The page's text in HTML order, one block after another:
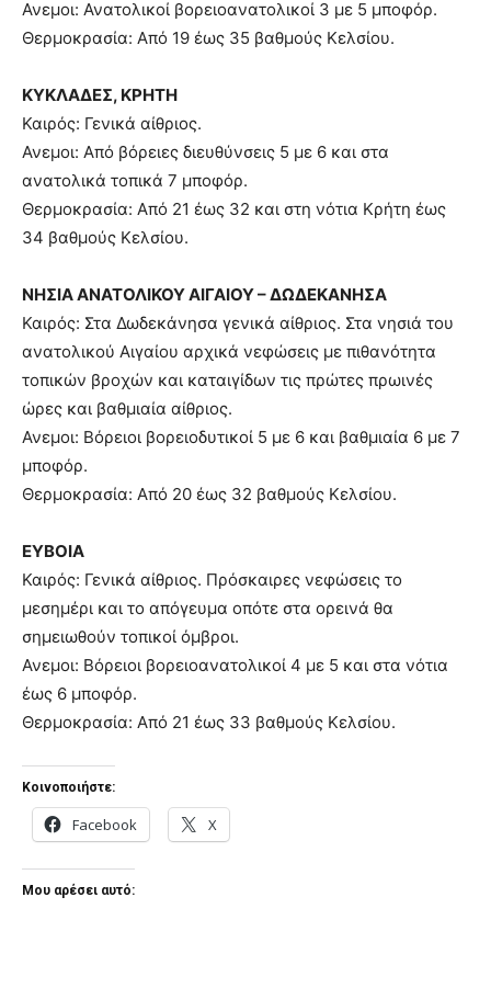
Ανεμοι: Ανατολικοί βορειοανατολικοί 3 με 5 μποφόρ.
Θερμοκρασία: Από 19 έως 35 βαθμούς Κελσίου.
ΚΥΚΛΑΔΕΣ, ΚΡΗΤΗ
Καιρός: Γενικά αίθριος.
Ανεμοι: Από βόρειες διευθύνσεις 5 με 6 και στα
ανατολικά τοπικά 7 μποφόρ.
Θερμοκρασία: Από 21 έως 32 και στη νότια Κρήτη έως
34 βαθμούς Κελσίου.
ΝΗΣΙΑ ΑΝΑΤΟΛΙΚΟΥ ΑΙΓΑΙΟΥ – ΔΩΔΕΚΑΝΗΣΑ
Καιρός: Στα Δωδεκάνησα γενικά αίθριος. Στα νησιά του
ανατολικού Αιγαίου αρχικά νεφώσεις με πιθανότητα
τοπικών βροχών και καταιγίδων τις πρώτες πρωινές
ώρες και βαθμιαία αίθριος.
Ανεμοι: Βόρειοι βορειοδυτικοί 5 με 6 και βαθμιαία 6 με 7
μποφόρ.
Θερμοκρασία: Από 20 έως 32 βαθμούς Κελσίου.
ΕΥΒΟΙΑ
Καιρός: Γενικά αίθριος. Πρόσκαιρες νεφώσεις το
μεσημέρι και το απόγευμα οπότε στα ορεινά θα
σημειωθούν τοπικοί όμβροι.
Ανεμοι: Βόρειοι βορειοανατολικοί 4 με 5 και στα νότια
έως 6 μποφόρ.
Θερμοκρασία: Από 21 έως 33 βαθμούς Κελσίου.
Κοινοποιήστε:
Facebook X
Μου αρέσει αυτό: